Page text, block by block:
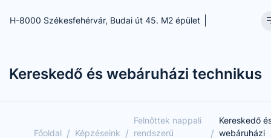
H-8000 Székesfehérvár, Budai út 45. M2 épület
Kereskedő és webáruházi technikus
Főoldal / Képzéseink /
Felnőttek nappali
rendszerű
/
Kereskedő
webáruházi